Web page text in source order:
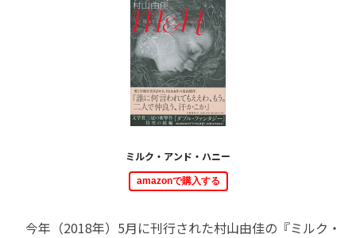
ミルク・アンド・ハニー
amazonで購入する
今年（2018年）5月に刊行された村山由佳の『ミルク・